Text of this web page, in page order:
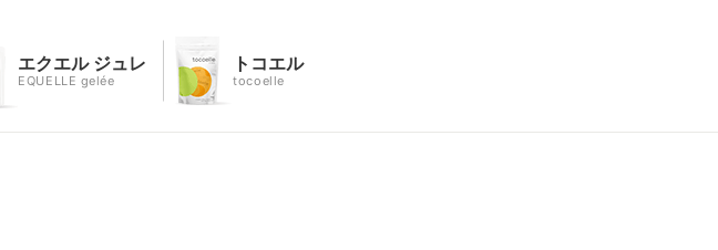
エクエル ジュレ
EQUELLE gelée
トコエル
tocoelle